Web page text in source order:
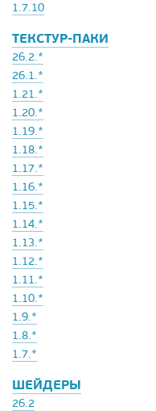
1.7.10
ТЕКСТУР-ПАКИ
26.2.*
26.1.*
1.21.*
1.20.*
1.19.*
1.18.*
1.17.*
1.16.*
1.15.*
1.14.*
1.13.*
1.12.*
1.11.*
1.10.*
1.9.*
1.8.*
1.7.*
ШЕЙДЕРЫ
26.2